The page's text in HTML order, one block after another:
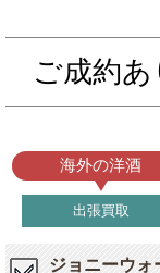
ご成約
海外の洋酒
出張買取
ジョニーウォ